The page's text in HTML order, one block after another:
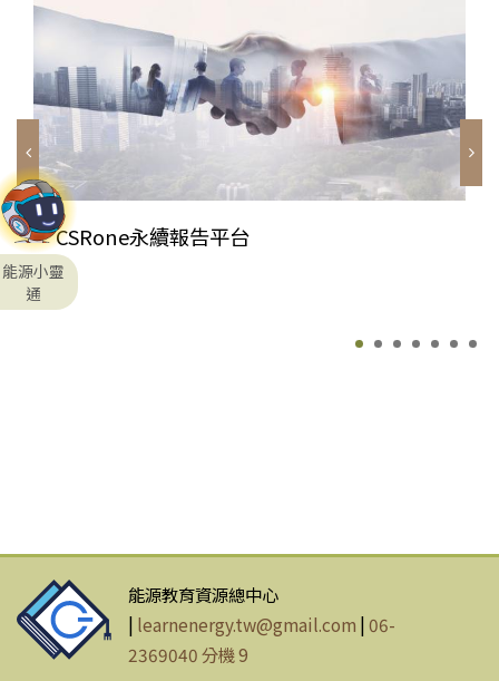
CSRone永續報告平台
能源小靈
通
能源教育資源總中心
| learnenergy.tw@gmail.com |06-
2369040 分機 9